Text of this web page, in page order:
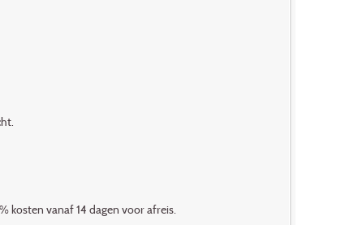
kosten vanaf 14 dagen voor afreis.